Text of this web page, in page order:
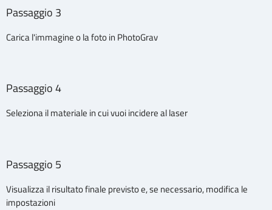
Passaggio 3
Carica l'immagine o la foto in PhotoGrav
Passaggio 4
Seleziona il materiale in cui vuoi incidere al laser
Passaggio 5
Visualizza il risultato finale previsto e, se necessario, modifica le
impostazioni